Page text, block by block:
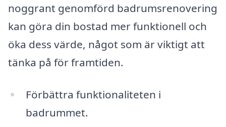
noggrant genomförd badrumsrenovering
kan göra din bostad mer funktionell och
öka dess värde, något som är viktigt att
tänka på för framtiden.
Förbättra funktionaliteten i
badrummet.